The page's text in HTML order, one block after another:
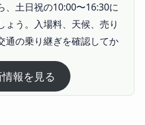
、土日祝の10:00〜16:30に
ょう。入場料、天候、売り
通の乗り継ぎを確認してか
報を見る